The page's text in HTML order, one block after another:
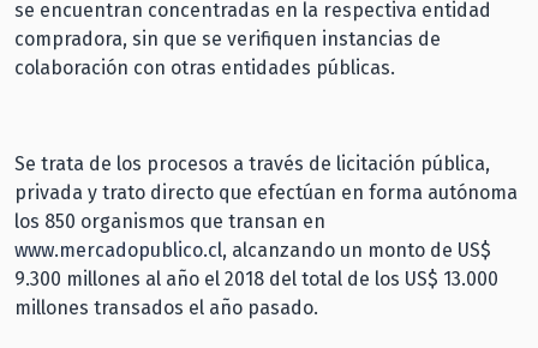
se encuentran concentradas en la respectiva entidad
compradora, sin que se verifiquen instancias de
colaboración con otras entidades públicas.
Se trata de los procesos a través de licitación pública,
privada y trato directo que efectúan en forma autónoma
los 850 organismos que transan en
www.mercadopublico.cl, alcanzando un monto de US$
9.300 millones al año el 2018 del total de los US$ 13.000
millones transados el año pasado.